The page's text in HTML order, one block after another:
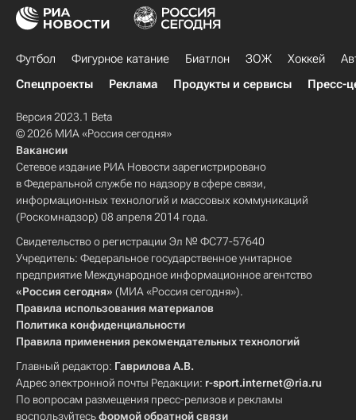
Футбол Фигурное катание Биатлон ЗОЖ Хоккей
Спецпроекты
Реклама Продукты и сервисы Пресс-
Версия 2023.1 Beta
© 2026 МИА «Россия сегодня»
Вакансии
Сетевое издание РИА Новости зарегистрировано
в Федеральной службе по надзору в сфере связи,
информационных технологий и массовых коммуникаций
(Роскомнадзор) 08 апреля 2014 года.
Свидетельство о регистрации Эл № ФС77-57640
Учредитель: Федеральное государственное унитарное
предприятие Международное информационное агентство
«Россия сегодня» (МИА «Россия сегодня»).
Правила использования материалов
Политика конфиденциальности
Правила применения рекомендательных технологий
Главный редактор: Гаврилова А.В.
Адрес электронной почты Редакции: r-sport.internet@ria.ru
По вопросам размещения пресс-релизов и рекламы
воспользуйтесьформой обратной связи